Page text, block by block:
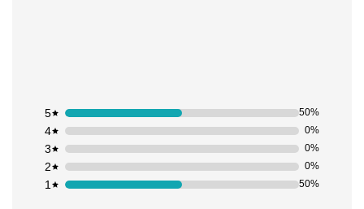
1 50%
2 0%
3 0%
4 0%
5 50%
Appliquer les filtres